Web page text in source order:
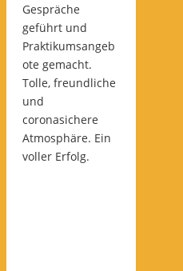
Gespräche
geführt und
Praktikumsangeb
ote gemacht.
Tolle, freundliche
und
coronasichere
Atmosphäre. Ein
voller Erfolg.